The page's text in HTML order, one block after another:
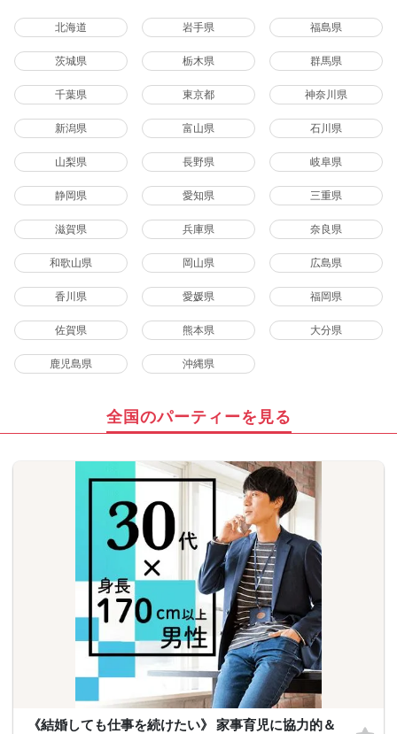
北海道 岩手県 福島県
茨城県 栃木県 群馬県
千葉県 東京都 神奈川県
新潟県 富山県 石川県
山梨県 長野県 岐阜県
静岡県 愛知県 三重県
滋賀県 兵庫県 奈良県
和歌山県 岡山県 広島県
香川県 愛媛県 福岡県
佐賀県 熊本県 大分県
鹿児島県 沖縄県
全国のパーティーを見る
《結婚しても仕事を続けたい》 家事育児に協力的＆